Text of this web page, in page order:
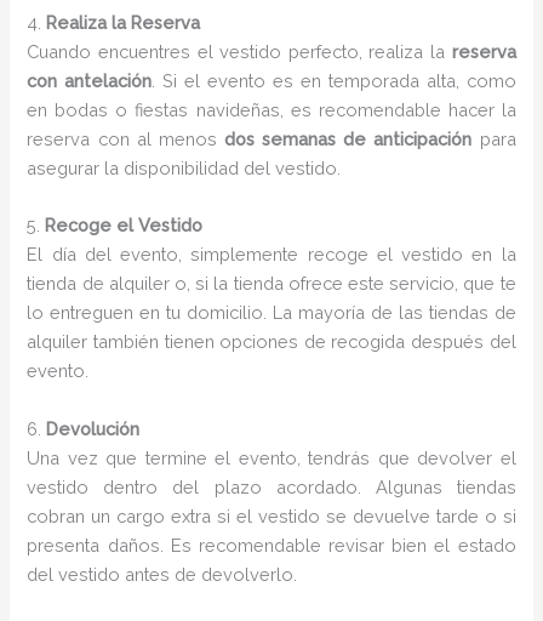
4. Realiza la Reserva
Cuando encuentres el vestido perfecto, realiza la reserva
con antelación . Si el evento es en temporada alta, como
en bodas o fiestas navideñas, es recomendable hacer la
reserva con al menos dos semanas de anticipación para
asegurar la disponibilidad del vestido.
5. Recoge el Vestido
El día del evento, simplemente recoge el vestido en la
tienda de alquiler o, si la tienda ofrece este servicio, que te
lo entreguen en tu domicilio. La mayoría de las tiendas de
alquiler también tienen opciones de recogida después del
evento.
6. Devolución
Una vez que termine el evento, tendrás que devolver el
vestido dentro del plazo acordado. Algunas tiendas
cobran un cargo extra si el vestido se devuelve tarde o si
presenta daños. Es recomendable revisar bien el estado
del vestido antes de devolverlo.